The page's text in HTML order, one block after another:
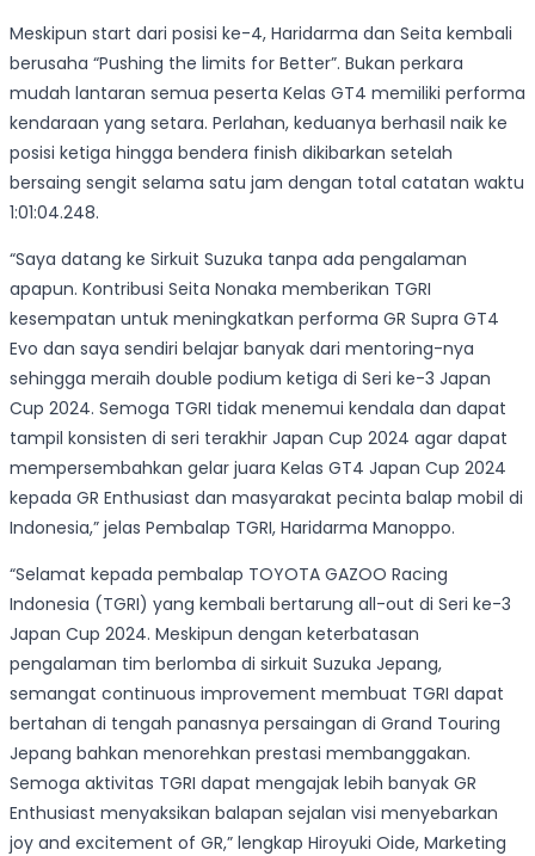
Meskipun start dari posisi ke-4, Haridarma dan Seita kembali
berusaha “Pushing the limits for Better”. Bukan perkara
mudah lantaran semua peserta Kelas GT4 memiliki performa
kendaraan yang setara. Perlahan, keduanya berhasil naik ke
posisi ketiga hingga bendera finish dikibarkan setelah
bersaing sengit selama satu jam dengan total catatan waktu
1:01:04.248.
“Saya datang ke Sirkuit Suzuka tanpa ada pengalaman
apapun. Kontribusi Seita Nonaka memberikan TGRI
kesempatan untuk meningkatkan performa GR Supra GT4
Evo dan saya sendiri belajar banyak dari mentoring-nya
sehingga meraih double podium ketiga di Seri ke-3 Japan
Cup 2024. Semoga TGRI tidak menemui kendala dan dapat
tampil konsisten di seri terakhir Japan Cup 2024 agar dapat
mempersembahkan gelar juara Kelas GT4 Japan Cup 2024
kepada GR Enthusiast dan masyarakat pecinta balap mobil di
Indonesia,” jelas Pembalap TGRI, Haridarma Manoppo.
“Selamat kepada pembalap TOYOTA GAZOO Racing
Indonesia (TGRI) yang kembali bertarung all-out di Seri ke-3
Japan Cup 2024. Meskipun dengan keterbatasan
pengalaman tim berlomba di sirkuit Suzuka Jepang,
semangat continuous improvement membuat TGRI dapat
bertahan di tengah panasnya persaingan di Grand Touring
Jepang bahkan menorehkan prestasi membanggakan.
Semoga aktivitas TGRI dapat mengajak lebih banyak GR
Enthusiast menyaksikan balapan sejalan visi menyebarkan
joy and excitement of GR,” lengkap Hiroyuki Oide, Marketing